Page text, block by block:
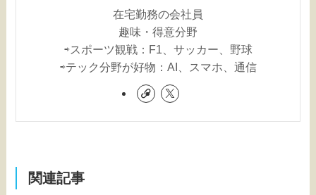
在宅勤務の会社員
趣味・得意分野
⇨スポーツ観戦：F1、サッカー、野球
⇨テック分野が好物：AI、スマホ、通信
関連記事